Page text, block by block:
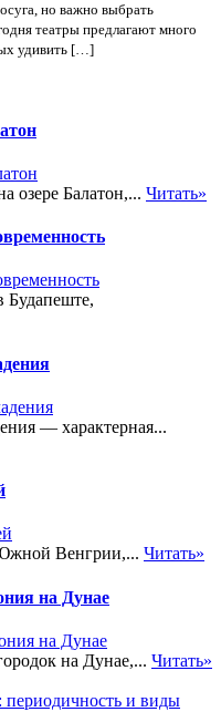
но важно выбрать
театры предлагают много
удивить […]
озере Балатон,... Читать»
Будапеште,
— характерная...
Венгрии,... Читать»
на Дунае
на Дунае,... Читать»